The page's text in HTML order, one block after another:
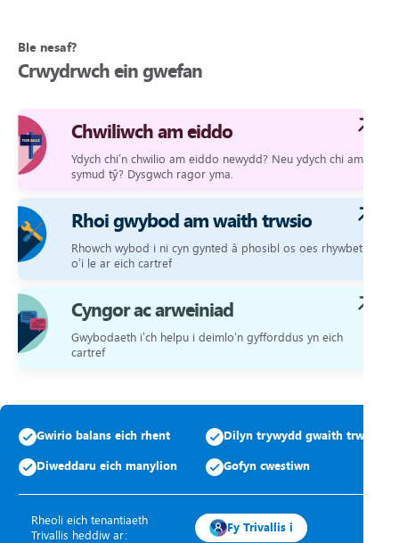
Ble nesaf?
Crwydrwch ein gwefan
Chwiliwch am eiddo
Ydych chi’n chwilio am eiddo newydd? Neu ydych chi am
symud tŷ? Dysgwch ragor yma.
Rhoi gwybod am waith trwsio
Rhowch wybod i ni cyn gynted â phosibl os oes rhywbeth
o’i le ar eich cartref
Cyngor ac arweiniad
Gwybodaeth i’ch helpu i deimlo’n gyfforddus yn eich
cartref
Gwirio balans eich rhent Dilyn trywydd gwaith trwsio
Diweddaru eich manylion Gofyn cwestiwn
Rheoli eich tenantiaeth
Trivallis heddiw ar:
Fy Trivallis i